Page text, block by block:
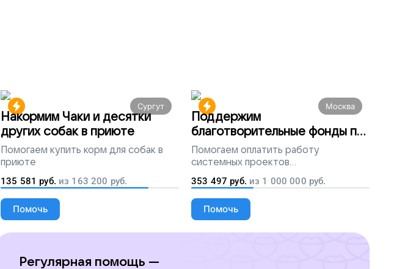
Сургут
Накормим Чаки и десятки
других собак в приюте
Помогаем купить корм для собак в
приюте
135 581 руб. из 163 200 руб.
Помочь
Москва
Поддержим
благотворительные фонды по
всей России
Помогаем оплатить работу
системных проектов
благотворительных организаций
353 497 руб. из 1 000 000 руб.
Помочь
Регулярная помощь —